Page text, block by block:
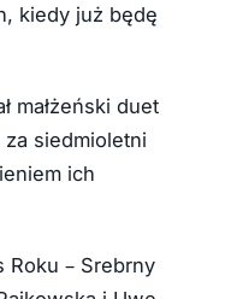
kiedy już będę
małżeński duet
siedmioletni
ich
Roku – Srebrny